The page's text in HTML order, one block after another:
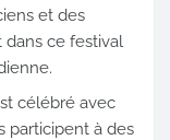
et des
ce festival
célébré avec
participent à des